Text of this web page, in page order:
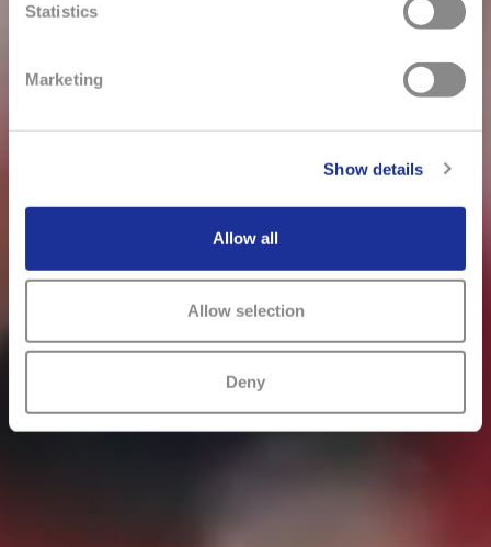
Statistics
Marketing
Show details
Allow all
Allow selection
Deny